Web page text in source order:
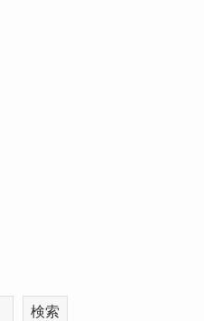
検索